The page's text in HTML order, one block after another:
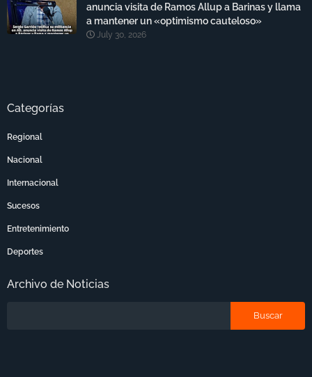
anuncia visita de Ramos Allup a Barinas y llama
a mantener un «optimismo cauteloso»
July 30, 2026
Categorías
Regional
Nacional
Internacional
Sucesos
Entretenimiento
Deportes
Archivo de Noticias